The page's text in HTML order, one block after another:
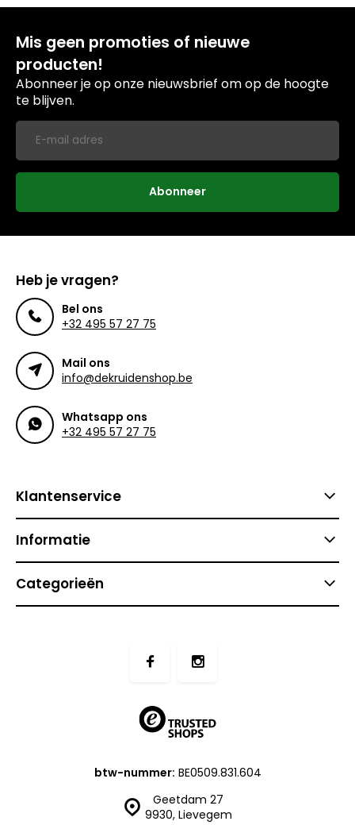
Mis geen promoties of nieuwe
producten!
Abonneer je op onze nieuwsbrief om op de hoogte
te blijven.
Abonneer
Heb je vragen?
Bel ons
+32 495 57 27 75
Mail ons
info@dekruidenshop.be
Whatsapp ons
+32 495 57 27 75
Klantenservice
Informatie
Categorieën
Geetdam 27
9930, Lievegem
btw-nummer: BE0509.831.604